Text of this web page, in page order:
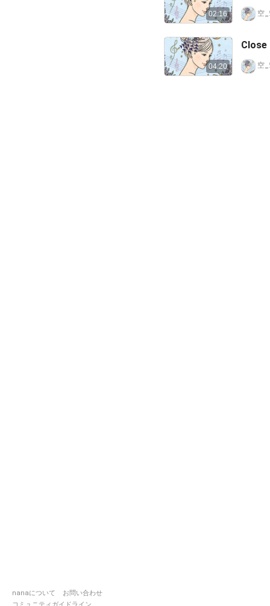
nanaについて
お問い合わせ
コミュニティガイドライン
02:16
04:20
Close